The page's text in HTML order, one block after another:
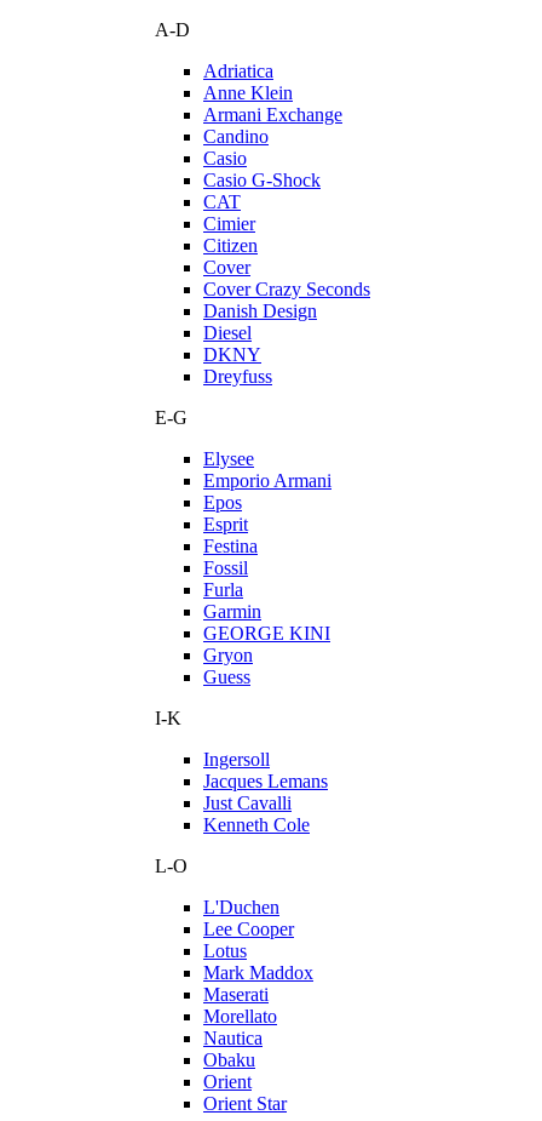
A-D
Adriatica
Anne Klein
Armani Exchange
Candino
Casio
Casio G-Shock
CAT
Cimier
Citizen
Cover
Cover Crazy Seconds
Danish Design
Diesel
DKNY
Dreyfuss
E-G
Elysee
Emporio Armani
Epos
Esprit
Festina
Fossil
Furla
Garmin
GEORGE KINI
Gryon
Guess
I-K
Ingersoll
Jacques Lemans
Just Cavalli
Kenneth Cole
L-O
L'Duchen
Lee Cooper
Lotus
Mark Maddox
Maserati
Morellato
Nautica
Obaku
Orient
Orient Star